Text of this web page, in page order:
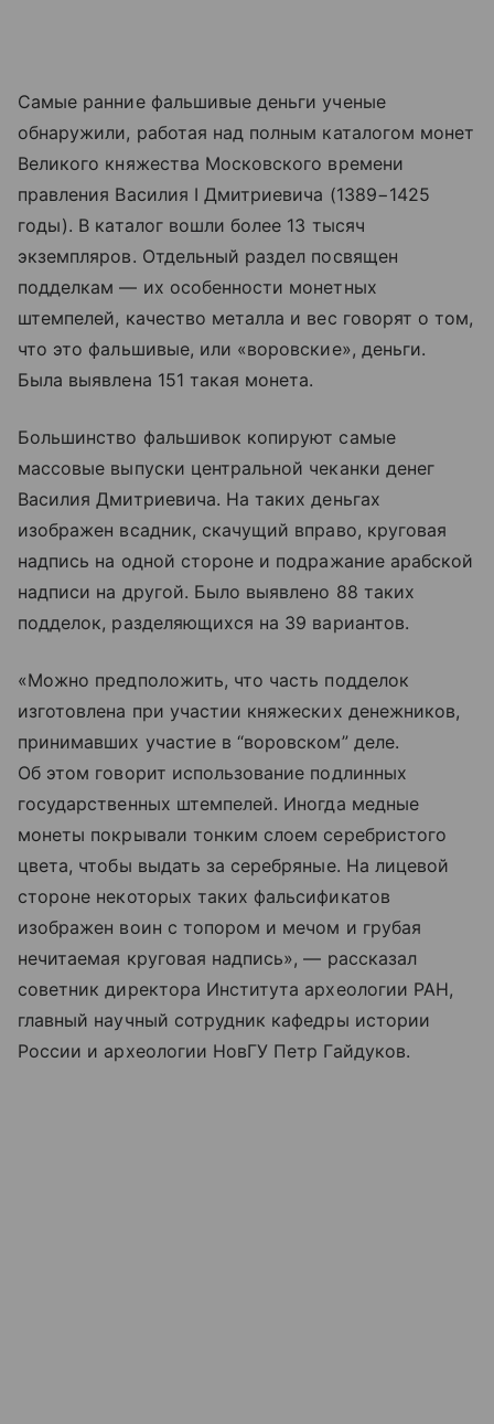
Самые ранние фальшивые деньги ученые
обнаружили, работая над полным каталогом монет
Великого княжества Московского времени
правления Василия I Дмитриевича (1389−1425
годы). В каталог вошли более 13 тысяч
экземпляров. Отдельный раздел посвящен
подделкам — их особенности монетных
штемпелей, качество металла и вес говорят о том,
что это фальшивые, или «воровские», деньги.
Была выявлена 151 такая монета.
Большинство фальшивок копируют самые
массовые выпуски центральной чеканки денег
Василия Дмитриевича. На таких деньгах
изображен всадник, скачущий вправо, круговая
надпись на одной стороне и подражание арабской
надписи на другой. Было выявлено 88 таких
подделок, разделяющихся на 39 вариантов.
«Можно предположить, что часть подделок
изготовлена при участии княжеских денежников,
принимавших участие в “воровском” деле.
Об этом говорит использование подлинных
государственных штемпелей. Иногда медные
монеты покрывали тонким слоем серебристого
цвета, чтобы выдать за серебряные. На лицевой
стороне некоторых таких фальсификатов
изображен воин с топором и мечом и грубая
нечитаемая круговая надпись», — рассказал
советник директора Института археологии РАН,
главный научный сотрудник кафедры истории
России и археологии НовГУ Петр Гайдуков.